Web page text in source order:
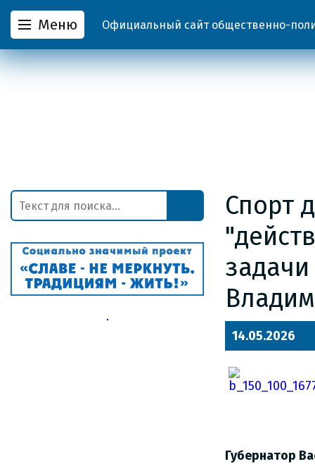
Меню Официальный сайт общественно-
Спорт
14.05.2026
Губернатор